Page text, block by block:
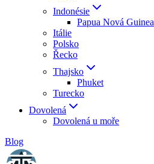
Indonésie
Papua Nová Guinea
Itálie
Polsko
Řecko
Thajsko
Phuket
Turecko
Dovolená
Dovolená u moře
Blog